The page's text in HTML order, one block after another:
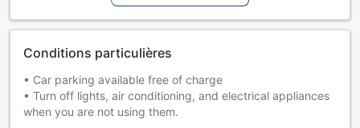
Conditions particulières
• Car parking available free of charge
• Turn off lights, air conditioning, and electrical appliances
when you are not using them.